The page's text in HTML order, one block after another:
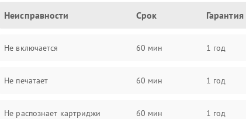
Неисправности Срок Гарантия
Не включается 60 мин 1 год
Не печатает 60 мин 1 год
Не распознает картриджи 60 мин 1 год